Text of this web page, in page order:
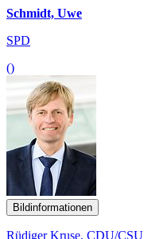
Schmidt, Uwe
SPD
()
Bildinformationen
Rüdiger Kruse, CDU/CSU